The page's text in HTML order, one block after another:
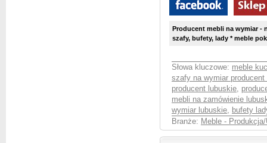
Producent mebli na wymiar -
szafy, bufety, lady * meble
Słowa kluczowe: meble
szafy na wymiar producent
producent lubuskie,
mebli na zamówienie
wymiar lubuskie, bufety
Branże: Meble - Produkcja/